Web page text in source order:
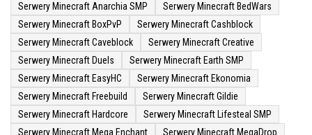
Serwery Minecraft Anarchia SMP
Serwery Minecraft BedWars
Serwery Minecraft BoxPvP
Serwery Minecraft Cashblock
Serwery Minecraft Caveblock
Serwery Minecraft Creative
Serwery Minecraft Duels
Serwery Minecraft Earth SMP
Serwery Minecraft EasyHC
Serwery Minecraft Ekonomia
Serwery Minecraft Freebuild
Serwery Minecraft Gildie
Serwery Minecraft Hardcore
Serwery Minecraft Lifesteal SMP
Serwery Minecraft Mega Enchant
Serwery Minecraft MegaDrop